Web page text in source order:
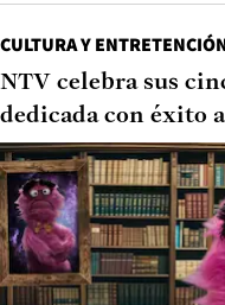
CULTURA Y
NTV celebra sus
dedicada con éxito